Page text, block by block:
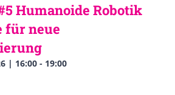
Humanoide Robotik
für neue
| 16:00 - 19:00